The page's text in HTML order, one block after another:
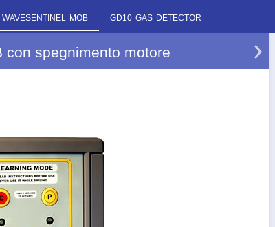
WAVESENTINEL MOB GD10 GAS DETECTOR
con spegnimento motore